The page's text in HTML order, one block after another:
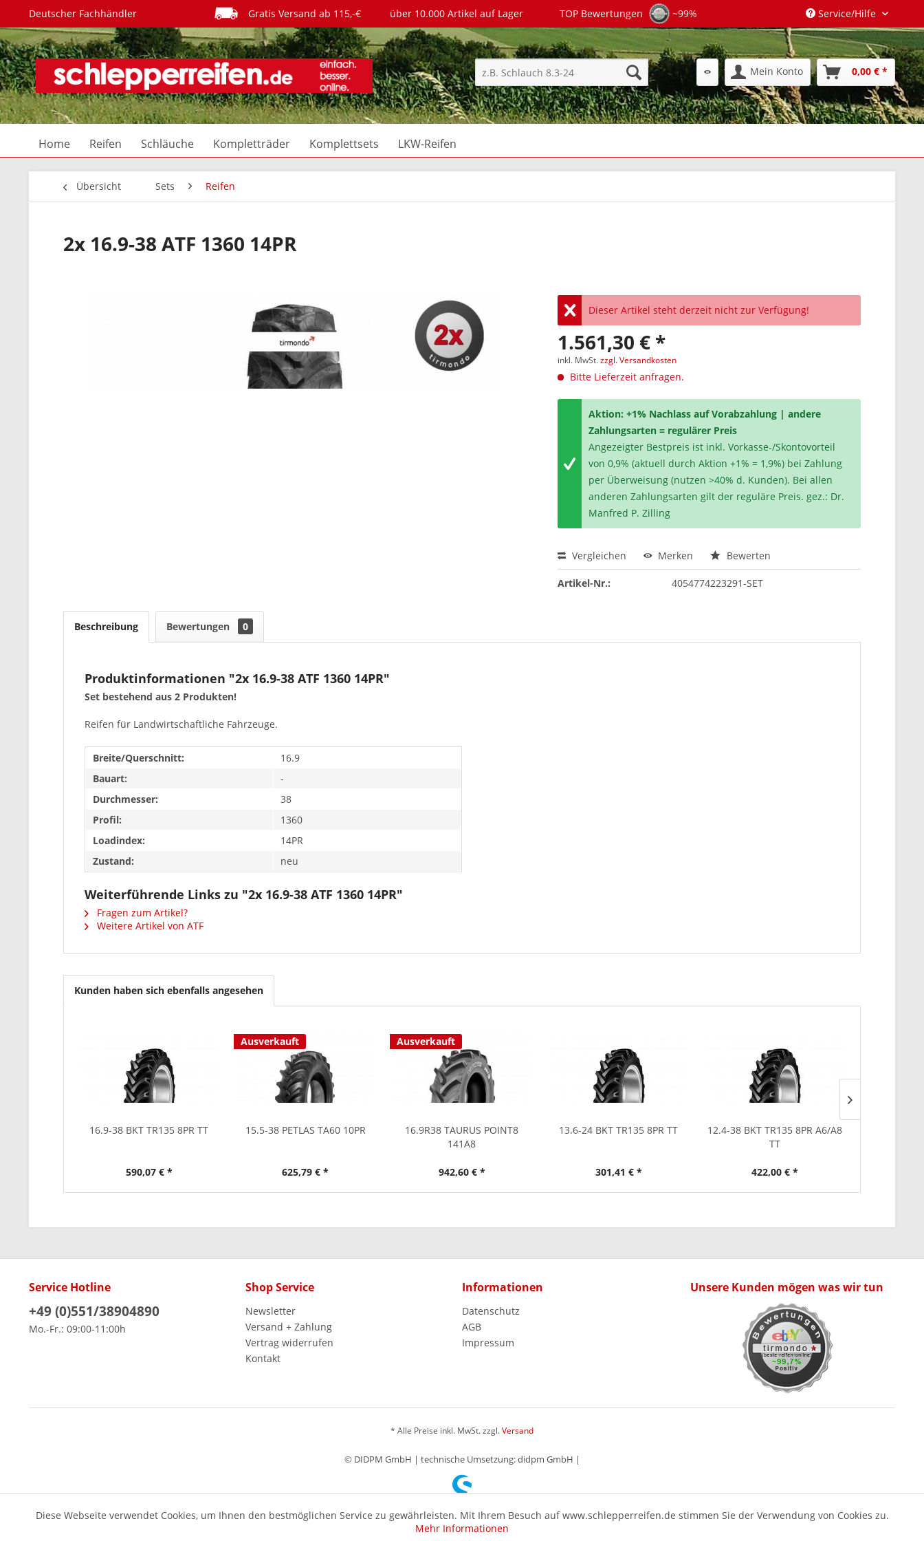
Deutscher Fachhändler Gratis Versand ab 115,-€ über 10.000 Artikel auf Lager TOP Bewertungen ~99% Service/Hilfe
Mein Konto 0,00 € *
Home Reifen Schläuche Kompletträder Komplettsets LKW-Reifen
Übersicht Sets Reifen
2x 16.9-38 ATF 1360 14PR
Dieser Artikel steht derzeit nicht zur Verfügung!
1.561,30 € *
inkl. MwSt.zzgl. Versandkosten
Bitte Lieferzeit anfragen.
Aktion: +1% Nachlass auf Vorabzahlung | andere
Zahlungsarten = regulärer Preis
Angezeigter Bestpreis ist inkl. Vorkasse-/Skontovorteil
von 0,9% (aktuell durch Aktion +1% = 1,9%) bei Zahlung
per Überweisung (nutzen >40% d. Kunden). Bei allen
anderen Zahlungsarten gilt der reguläre Preis. gez.: Dr.
Manfred P. Zilling
Vergleichen Merken Bewerten
Artikel-Nr.: 4054774223291-SET
Beschreibung Bewertungen 0
Produktinformationen "2x 16.9-38 ATF 1360 14PR"
Set bestehend aus 2 Produkten!
Reifen für Landwirtschaftliche Fahrzeuge.
Breite/Querschnitt:
16.9
Bauart:
-
Durchmesser:
38
Profil:
1360
Loadindex:
14PR
Zustand:
neu
Weiterführende Links zu "2x 16.9-38 ATF 1360 14PR"
Fragen zum Artikel?
Weitere Artikel von ATF
Kunden haben sich ebenfalls angesehen
16.9-38 BKT TR135 8PR TT
590,07 € *
Ausverkauft
15.5-38 PETLAS TA60 10PR
625,79 € *
Ausverkauft
16.9R38 TAURUS POINT8
141A8
942,60 € *
13.6-24 BKT TR135 8PR TT
301,41 € *
12.4-38 BKT TR135 8PR A6/A8
TT
422,00 € *
Service Hotline
+49 (0)551/38904890
Mo.-Fr.: 09:00-11:00h
Shop Service
Newsletter
Versand + Zahlung
Vertrag widerrufen
Kontakt
Informationen
Datenschutz
AGB
Impressum
Unsere Kunden mögen was wir tun
* Alle Preise inkl. MwSt. zzgl.Versand
© DIDPM GmbH | technische Umsetzung: didpm GmbH |
Diese Webseite verwendet Cookies, um Ihnen den bestmöglichen Service zu gewährleisten. Mit Ihrem Besuch auf www.schlepperreifen.de stimmen Sie der Verwendung von Cookies zu.
Mehr Informationen